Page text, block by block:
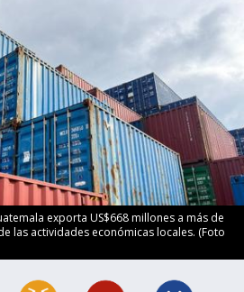
exporta US$668 millones a más de
las actividades económicas locales. (Foto